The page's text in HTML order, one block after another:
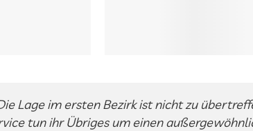
Lage im ersten Bezirk ist nicht zu
tun ihr Übriges um einen